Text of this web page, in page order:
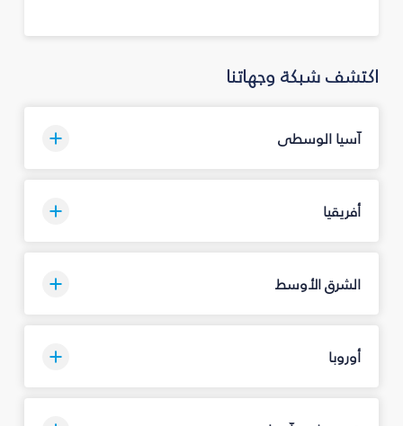
اكتشف شبكة وجهاتنا
آسيا الوسطى
أفريقيا
الشرق الأوسط
أوروبا